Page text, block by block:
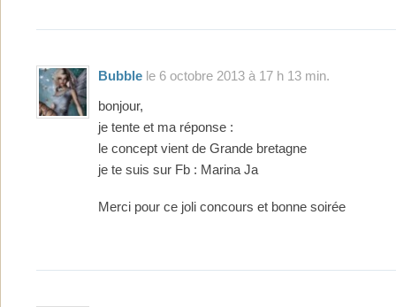
Bubble le 6 octobre 2013 à 17 h 13 min.
bonjour,
je tente et ma réponse :
le concept vient de Grande bretagne
je te suis sur Fb : Marina Ja
Merci pour ce joli concours et bonne soirée